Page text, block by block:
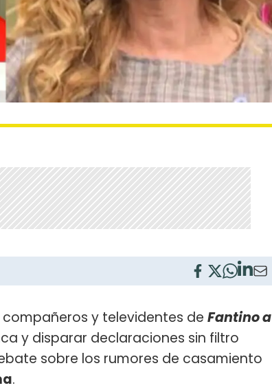
y televidentes de Fantino a
y disparar declaraciones sin filtro
sobre los rumores de casamiento
.